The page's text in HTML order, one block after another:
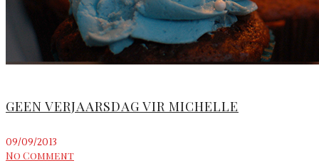
GEEN VERJAARSDAG VIR MICHELLE
09/09/2013
No Comment